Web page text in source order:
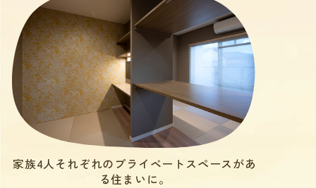
家族4人それぞれのプライベートスペースがあ
る住まいに。